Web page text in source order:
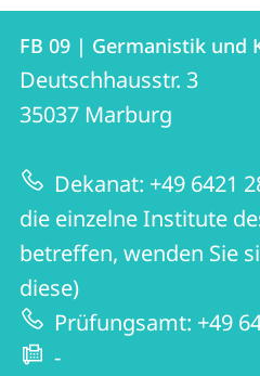
Kontakt
und
Informationen
zur
Website
Kontaktinformationen
FB
09
|
Germanistik
und
FB 09 | Germanistik und
Deutschhausstr. 3
35037 Marburg
Dekanat: +49 6421
die einzelne Institute
betreffen, wenden Sie
diese)
Prüfungsamt: +49
-